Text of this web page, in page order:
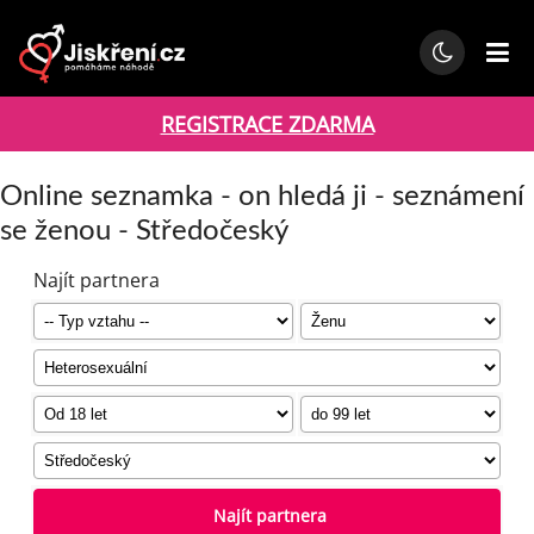
REGISTRACE ZDARMA
Online seznamka - on hledá ji - seznámení
se ženou - Středočeský
Najít partnera
Najít partnera